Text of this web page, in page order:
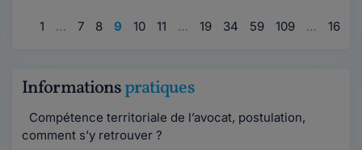
1 … 7 8 9 10 11 … 19 34 59 109 … 163
Informationspratiques
Compétence territoriale de l’avocat, postulation,
comment s’y retrouver ?